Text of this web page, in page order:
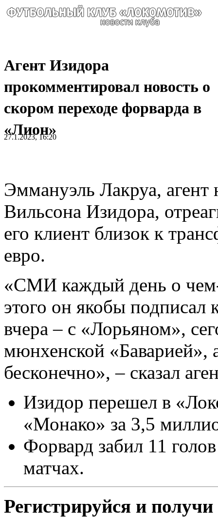
Агент Изидора
прокомментировал новость о
скором переходе форварда в
«Лион»
27.1.2023, 16:20
Эммануэль Лакруа,
Вильсона Изидора,
его клиент близок к
евро.
«СМИ каждый день о
этого он якобы подписал
вчера – с «Лорьяном»,
мюнхенской «Баварией»,
бесконечно», – сказал
Изидор перешел в
«Монако» за 3,5
Форвард забил 11
матчах.
Регистрируйся и